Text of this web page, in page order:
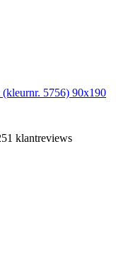
5756) 90x190
klantreviews